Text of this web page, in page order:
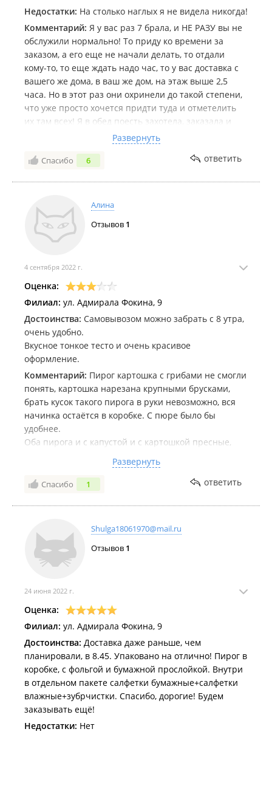
Недостатки: На столько наглых я не видела никогда!
Комментарий: Я у вас раз 7 брала, и НЕ РАЗУ вы не
обслужили нормально! То приду ко времени за
заказом, а его еще не начали делать, то отдали
кому-то, то еще ждать надо час, то у вас доставка с
вашего же дома, в ваш же дом, на этаж выше 2,5
часа. Но в этот раз они охринели до такой степени,
что уже просто хочется придти туда и отметелить
их там всех! Я в обед поесть захотела, заказала и
они решили привести заказ только в 21:00! Вы
совсем офигели там? Вы берете деньги с людей, не
слова не говорите что придется ждать до вечера,
еще….. Ждать еду с обеда до 21:00… Вы
предоставляете на сколько они оборзели? А если
нет денег заказать у человека другую доставку?
Сидеть голодными с обеда до вечера? Такое
Это кошмар!
Развернуть
Спасибо 6 ответить
Алина
Отзывов 1
4 сентября 2022 г.
Оценка:
Филиал: ул. Адмирала Фокина, 9
Достоинства: Самовывозом можно забрать с 8 утра,
очень удобно.
Вкусное тонкое тесто и очень красивое
оформление.
Комментарий: Пирог картошка с грибами не смогли
понять, картошка нарезана крупными брусками,
брать кусок такого пирога в руки невозможно, вся
начинка остаётся в коробке. С пюре было бы
удобнее.
Оба пирога и с капустой и с картошкой пресные,
А вот пирог брусника творог выше всех похвал,
безумно вкусный.
Развернуть
Спасибо 1 ответить
Shulga18061970@mail.ru
Отзывов 1
24 июня 2022 г.
Оценка:
Филиал: ул. Адмирала Фокина, 9
Достоинства: Доставка даже раньше, чем
планировали, в 8.45. Упаковано на отлично! Пирог в
коробке, с фольгой и бумажной прослойкой. Внутри
в отдельном пакете салфетки бумажные+салфетки
влажные+зубрчистки. Спасибо, дорогие! Будем
заказывать ещё!
Недостатки: Нет